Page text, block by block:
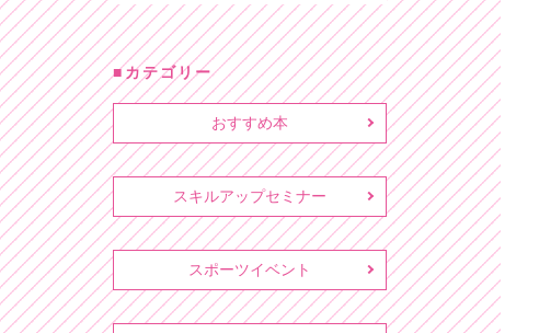
カテゴリー
おすすめ本
スキルアップセミナー
スポーツイベント